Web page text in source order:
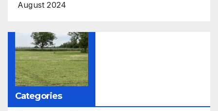
August 2024
Categories